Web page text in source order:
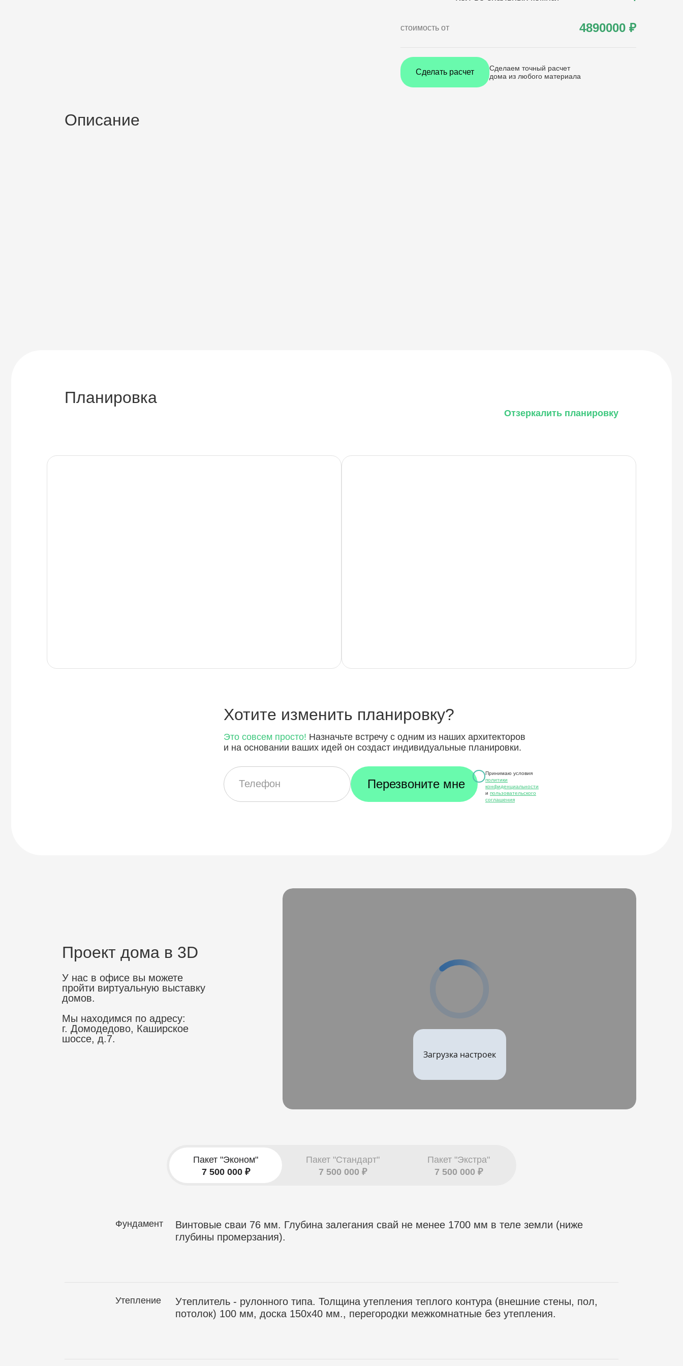
стоимость от 4890000 ₽
Сделать расчет
Сделаем точный расчет
дома из любого материала
Описание
Планировка
Отзеркалить планировку
Хотите изменить планировку?
Это совсем просто! Назначьте встречу с одним из наших архитекторов
и на основании ваших идей он создаст индивидуальные планировки.
Принимаю условия
политики
конфиденциальности
и пользовательского
соглашения
Проект дома в 3D
У нас в офисе вы можете
пройти виртуальную выставку
домов.
Мы находимся по адресу:
г. Домодедово, Каширское
шоссе, д.7.
Загрузка настроек
Пакет "Эконом"
7 500 000 ₽
Пакет "Стандарт"
7 500 000 ₽
Пакет "Экстра"
7 500 000 ₽
Фундамент
Винтовые сваи 76 мм. Глубина залегания свай не менее 1700 мм в теле земли (ниже
глубины промерзания).
Утепление
Утеплитель - рулонного типа. Толщина утепления теплого контура (внешние стены, пол,
потолок) 100 мм, доска 150х40 мм., перегородки межкомнатные без утепления.